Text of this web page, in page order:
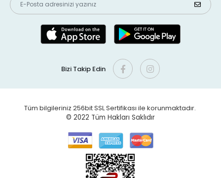
Bizi Takip Edin
Tüm bilgileriniz 256bit SSL Sertifikası ile korunmaktadır.
© 2022 Tüm Hakları Saklıdır